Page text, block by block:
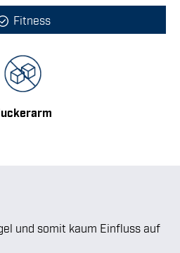
Fitness
und somit kaum Einfluss auf